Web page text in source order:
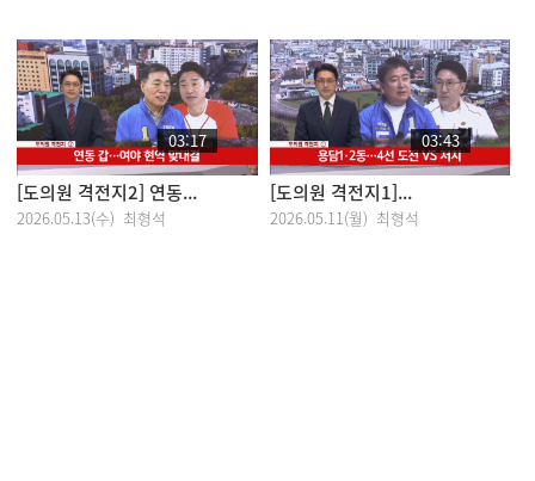
03:17
[도의원 격전지2] 연동...
2026.05.13(수) 최형석
03:43
[도의원 격전지1]...
2026.05.11(월) 최형석